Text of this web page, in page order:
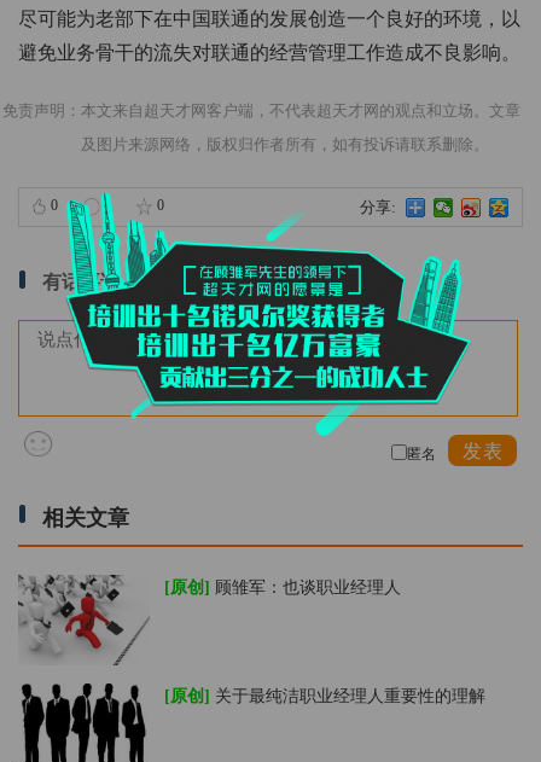
尽可能为老部下在中国联通的发展创造一个良好的环境，以
避免业务骨干的流失对联通的经营管理工作造成不良影响。
免责声明：本文来自超天才网客户端，不代表超天才网的观点和立场。文章
及图片来源网络，版权归作者所有，如有投诉请联系删除。
0 0 0 分享:
有话要说
发表
匿名
相关文章
[原创] 顾雏军：也谈职业经理人
[原创] 关于最纯洁职业经理人重要性的理解